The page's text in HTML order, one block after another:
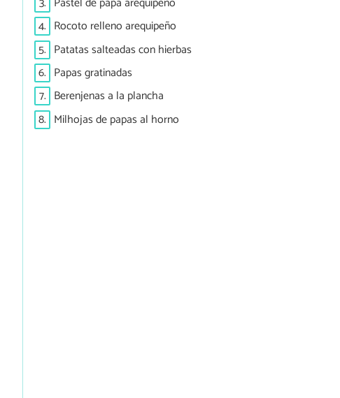
4. Rocoto relleno arequipeño
5. Patatas salteadas con hierbas
6. Papas gratinadas
7. Berenjenas a la plancha
8. Milhojas de papas al horno